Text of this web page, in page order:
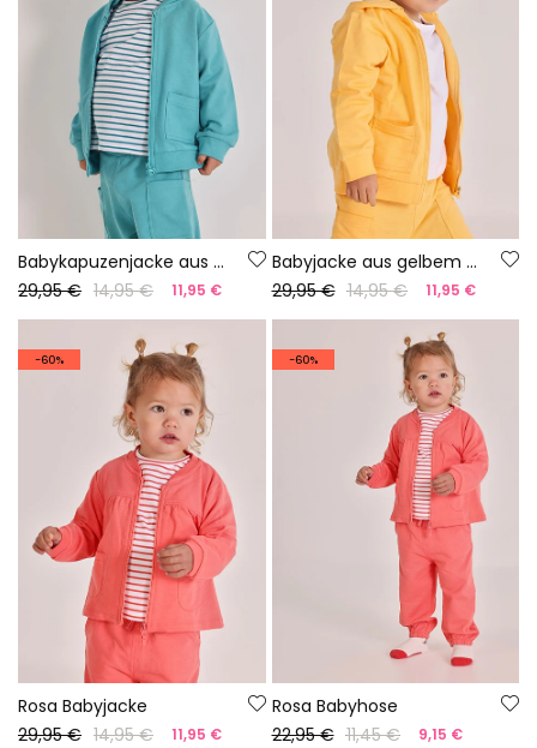
Babykapuzenjacke aus grünem Frottee.
29,95 € 14,95 € 11,95 €
Babyjacke aus gelbem Frottee.
29,95 € 14,95 € 11,95 €
-60%
Rosa Babyjacke
29,95 € 14,95 € 11,95 €
-60%
Rosa Babyhose
22,95 € 11,45 € 9,15 €